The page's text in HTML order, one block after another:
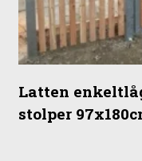
Latten
stolper